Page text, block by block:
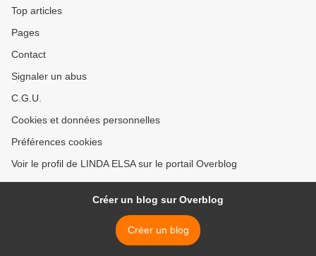
Top articles
Pages
Contact
Signaler un abus
C.G.U.
Cookies et données personnelles
Préférences cookies
Voir le profil de LINDA ELSA sur le portail Overblog
Créer un blog sur Overblog
Créer un blog